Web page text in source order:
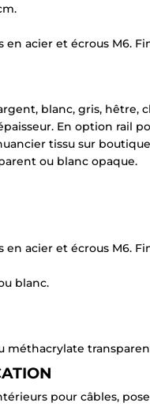
acier et écrous M6.
blanc, gris,
En option rail
tissu sur
ou blanc opaque.
acier et écrous M6.
blanc.
méthacrylate
pour câbles,